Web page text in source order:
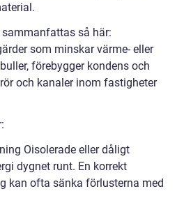
så här:
som minskar värme- eller
förebygger kondens och
och kanaler inom fastigheter
Oisolerade eller dåligt
dygnet runt. En korrekt
kan ofta sänka förlusterna med